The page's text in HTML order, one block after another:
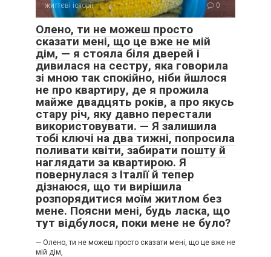
життєві історії 0
Олено, ти не можеш просто
сказати мені, що це вже не мій
дім, — я стояла біля дверей і
дивилася на сестру, яка говорила
зі мною так спокійно, ніби йшлося
не про квартиру, де я прожила
майже двадцять років, а про якусь
стару річ, яку давно перестали
використовувати. — Я залишила
тобі ключі на два тижні, попросила
поливати квіти, забирати пошту й
наглядати за квартирою. Я
повернулася з Італії й тепер
дізнаюся, що ти вирішила
розпорядитися моїм житлом без
мене. Поясни мені, будь ласка, що
тут відбулося, поки мене не було?
— Олено, ти не можеш просто сказати мені, що це вже не
мій дім,